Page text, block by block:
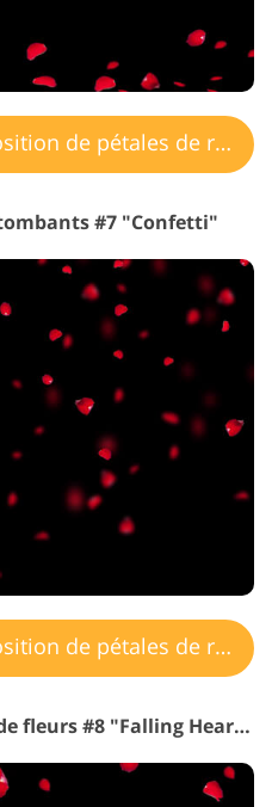
de pétales de rose
#7 "Confetti"
de pétales de rose
Superposition de pétales de fleurs #8 "Falling Hearts"